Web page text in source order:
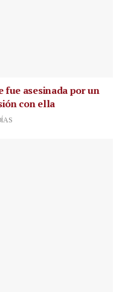
fue asesinada por un
con ella